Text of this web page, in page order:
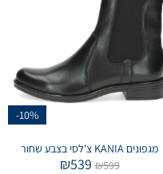
-10%
מגפונים KANIA צ'לסי בצבע שחור
₪599
₪539